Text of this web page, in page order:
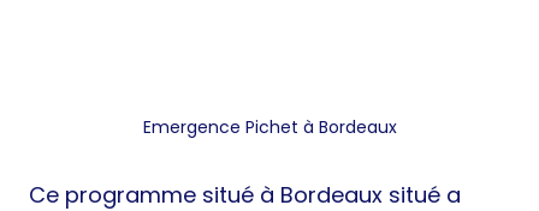
Emergence Pichet à Bordeaux
Ce programme situé à Bordeaux situé a